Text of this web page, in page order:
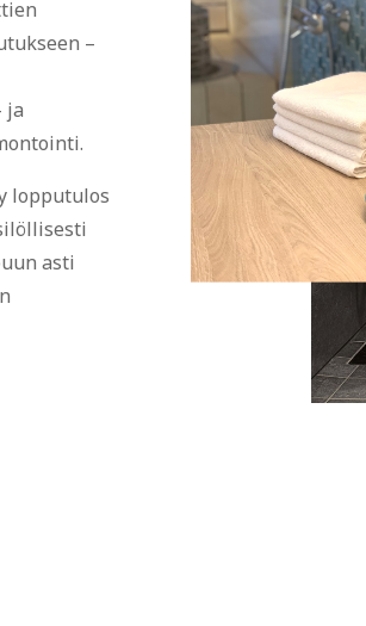
–
ja
lopputulos
asti